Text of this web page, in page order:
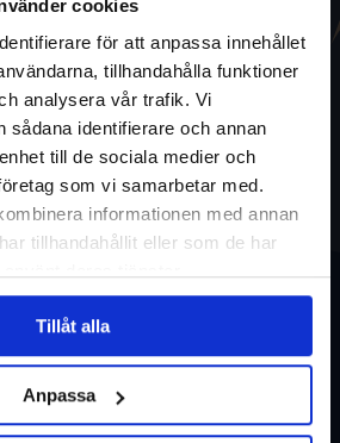
cookies
för att anpassa innehållet
tillhandahålla funktioner
analysera vår trafik. Vi
sådana identifierare och annan
till de sociala medier och
som vi samarbetar med.
informationen med annan
tillhandahållit eller som de har
Tillåt alla
AnpassaBoka och res tryggt med
EverTrek